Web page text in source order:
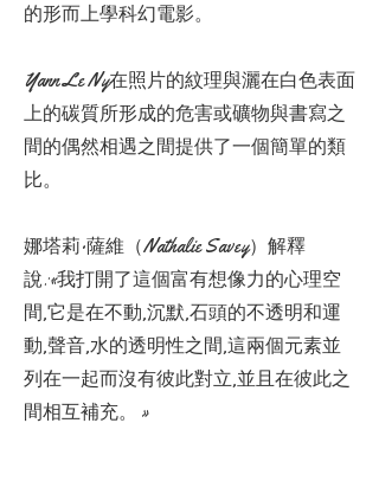
的形而上學科幻電影。
Yann Le Ny在照片的紋理與灑在白色表面
上的碳質所形成的危害或礦物與書寫之
間的偶然相遇之間提供了一個簡單的類
比。
娜塔莉·薩維（Nathalie Savey）解釋
說:«我打開了這個富有想像力的心理空
間,它是在不動,沉默,石頭的不透明和運
動,聲音,水的透明性之間,這兩個元素並
列在一起而沒有彼此對立,並且在彼此之
間相互補充。 »